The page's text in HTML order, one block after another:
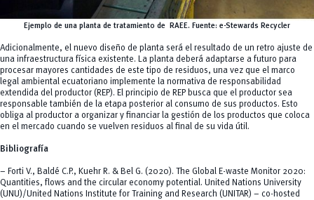
Ejemplo de una planta de tratamiento de RAEE. Fuente: e-Stewards Recycler
Adicionalmente, el nuevo diseño de planta será el resultado de un retro ajuste de
una infraestructura física existente. La planta deberá adaptarse a futuro para
procesar mayores cantidades de este tipo de residuos, una vez que el marco
legal ambiental ecuatoriano implemente la normativa de responsabilidad
extendida del productor (REP). El principio de REP busca que el productor sea
responsable también de la etapa posterior al consumo de sus productos. Esto
obliga al productor a organizar y financiar la gestión de los productos que coloca
en el mercado cuando se vuelven residuos al final de su vida útil.
Bibliografía
– Forti V., Baldé C.P., Kuehr R. & Bel G. (2020).
The Global E-waste Monitor 2020:
Quantities, flows and the circular economy potential. United Nations University
(UNU)/United Nations Institute for Training and Research (UNITAR) – co-hosted